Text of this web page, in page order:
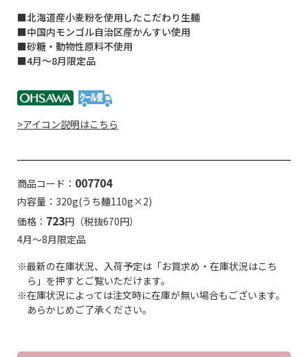
■北海道産小麦粉を使用したこだわり生麺
■中国内モンゴル自治区産かんすい使用
■砂糖・動物性原料不使用
■4月～8月限定品
>アイコン説明はこちら
商品コード： 007704
内容量：320g(うち麺110g×2)
価格： 723円（税抜670円）
4月～8月限定品
※最新の在庫状況、入荷予定は「お買求め・在庫状況はこち
ら」を押すとご覧いただけます。
※在庫状況によっては注文時に在庫が無い場合もございます。
あらかじめご了承ください。